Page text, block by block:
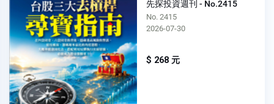
先探投資週刊 - No.2415
No. 2415
2026-07-30
$ 268 元